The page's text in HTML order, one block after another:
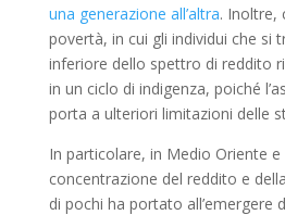
una generazione all’altra. Inoltre,
povertà, in cui gli individui che si
inferiore dello spettro di reddito
in un ciclo di indigenza, poiché
porta a ulteriori limitazioni delle
In particolare, in Medio Oriente
concentrazione del reddito e
di pochi ha portato all’emergere